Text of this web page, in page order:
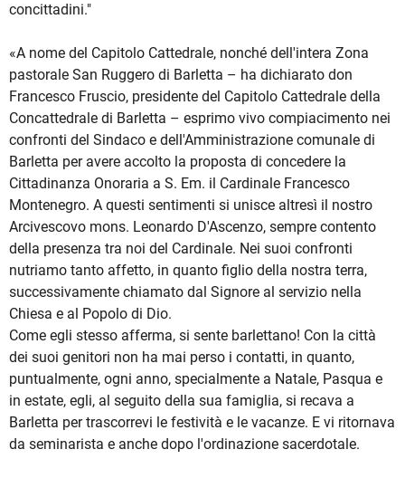
concittadini."
«A nome del Capitolo Cattedrale, nonché dell'intera Zona
pastorale San Ruggero di Barletta – ha dichiarato don
Francesco Fruscio, presidente del Capitolo Cattedrale della
Concattedrale di Barletta – esprimo vivo compiacimento nei
confronti del Sindaco e dell'Amministrazione comunale di
Barletta per avere accolto la proposta di concedere la
Cittadinanza Onoraria a S. Em. il Cardinale Francesco
Montenegro. A questi sentimenti si unisce altresì il nostro
Arcivescovo mons. Leonardo D'Ascenzo, sempre contento
della presenza tra noi del Cardinale. Nei suoi confronti
nutriamo tanto affetto, in quanto figlio della nostra terra,
successivamente chiamato dal Signore al servizio nella
Chiesa e al Popolo di Dio.
Come egli stesso afferma, si sente barlettano! Con la città
dei suoi genitori non ha mai perso i contatti, in quanto,
puntualmente, ogni anno, specialmente a Natale, Pasqua e
in estate, egli, al seguito della sua famiglia, si recava a
Barletta per trascorrevi le festività e le vacanze. E vi ritornava
da seminarista e anche dopo l'ordinazione sacerdotale.